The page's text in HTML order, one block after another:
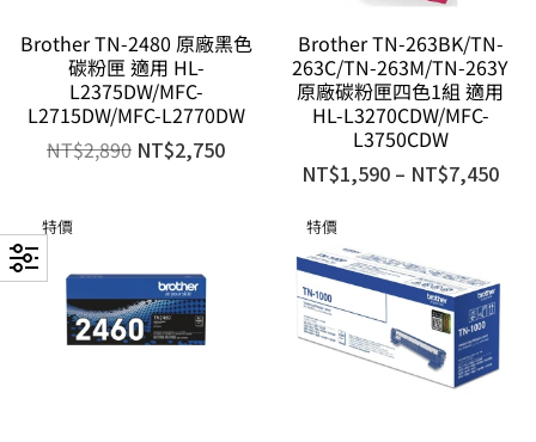
Brother TN-2480 原廠黑色
碳粉匣 適用 HL-
L2375DW/MFC-
L2715DW/MFC-L2770DW
NT$2,890 NT$2,750
Brother TN-263BK/TN-
263C/TN-263M/TN-263Y
原廠碳粉匣四色1組 適用
HL-L3270CDW/MFC-
L3750CDW
NT$1,590 – NT$7,450
特價 特價